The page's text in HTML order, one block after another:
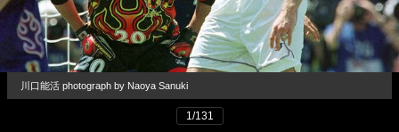
川口能活 photograph by Naoya Sanuki
1/131